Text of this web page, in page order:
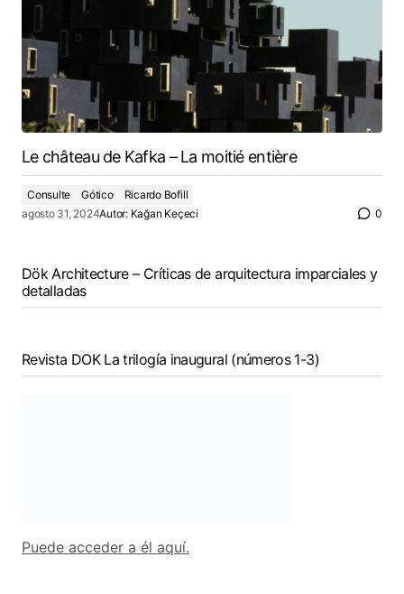
Le château de Kafka – La moitié entière
Consulte Gótico
Ricardo Bofill
agosto 31, 2024Autor: Kağan Keçeci 0
Dök Architecture – Críticas de arquitectura imparciales y
detalladas
Revista DOK La trilogía inaugural (números 1-3)
Puede acceder a él aquí.